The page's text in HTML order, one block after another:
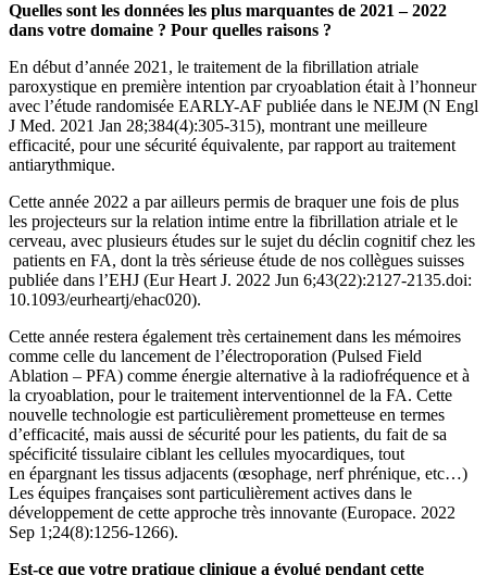
Quelles sont les données les plus marquantes de 2021 – 2022
dans votre domaine ? Pour quelles raisons ?
En début d’année 2021, le traitement de la fibrillation atriale
paroxystique en première intention par cryoablation était à l’honneur
avec l’étude randomisée EARLY-AF publiée dans le NEJM (N Engl
J Med. 2021 Jan 28;384(4):305-315), montrant une meilleure
efficacité, pour une sécurité équivalente, par rapport au traitement
antiarythmique.
Cette année 2022 a par ailleurs permis de braquer une fois de plus
les projecteurs sur la relation intime entre la fibrillation atriale et le
cerveau, avec plusieurs études sur le sujet du déclin cognitif chez les
patients en FA, dont la très sérieuse étude de nos collègues suisses
publiée dans l’EHJ (Eur Heart J. 2022 Jun 6;43(22):2127-2135.doi:
10.1093/eurheartj/ehac020).
Cette année restera également très certainement dans les mémoires
comme celle du lancement de l’électroporation (Pulsed Field
Ablation – PFA) comme énergie alternative à la radiofréquence et à
la cryoablation, pour le traitement interventionnel de la FA. Cette
nouvelle technologie est particulièrement prometteuse en termes
d’efficacité, mais aussi de sécurité pour les patients, du fait de sa
spécificité tissulaire ciblant les cellules myocardiques, tout
en épargnant les tissus adjacents (œsophage, nerf phrénique, etc…)
Les équipes françaises sont particulièrement actives dans le
développement de cette approche très innovante (Europace. 2022
Sep 1;24(8):1256-1266).
Est-ce que votre pratique clinique a évolué pendant cette